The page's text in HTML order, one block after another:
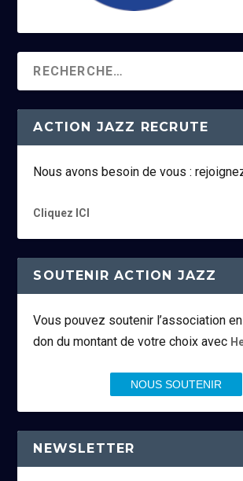
ACTION JAZZ RECRUTE
Nous avons besoin de vous :
Cliquez ICI
SOUTENIR ACTION JAZZ
Vous pouvez soutenir l’association
don du montant de votre choix avec
NOUS SOUTENIR
NEWSLETTER